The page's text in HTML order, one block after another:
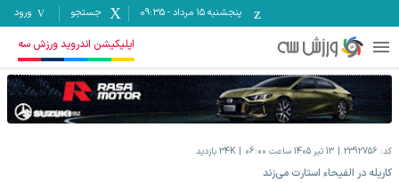
پنجشنبه ۱۵ مرداد -
09:35 جستجو ورود
اپلیکیشن اندروید ورزش سه
کد: 2392756 13 تیر 1405 ساعت 06:00 34K بازدید
کاریله در الفیحاء استارت می‌زند